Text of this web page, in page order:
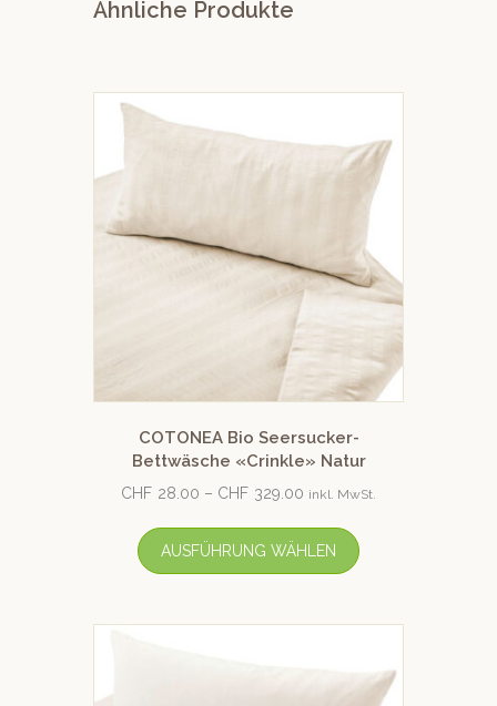
Ähnliche Produkte
COTONEA Bio Seersucker-
Bettwäsche «Crinkle» Natur
CHF 28.00 – CHF 329.00 inkl. MwSt.
AUSFÜHRUNG WÄHLEN